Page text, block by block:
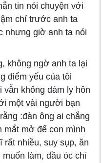
tin nói chuyện với
chí trước anh ta
nhưng giờ anh ta nói
không ngờ anh ta lại
điểm yếu của tôi
vẫn không dám ly hôn
một vài người bạn
:đàn ông ai chẳng
mắt mở để con mình
rất nhiều, suy sụp, ăn
làm, đầu óc chỉ